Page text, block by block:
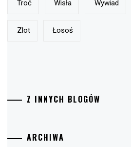
Troć Wisła Wywiad
Zlot Łosoś
Z INNYCH BLOGÓW
ARCHIWA